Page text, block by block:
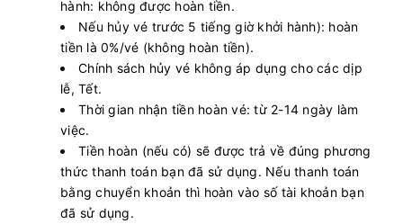
hành: không được hoàn tiền.
Nếu hủy vé trước 5 tiếng giờ khởi hành): hoàn
tiền là 0%/vé (không hoàn tiền).
Chính sách hủy vé không áp dụng cho các dịp
lễ, Tết.
Thời gian nhận tiền hoàn vé: từ 2-14 ngày làm
việc.
Tiền hoàn (nếu có) sẽ được trả về đúng phương
thức thanh toán bạn đã sử dụng. Nếu thanh toán
bằng chuyển khoản thì hoàn vào số tài khoản bạn
đã sử dụng.